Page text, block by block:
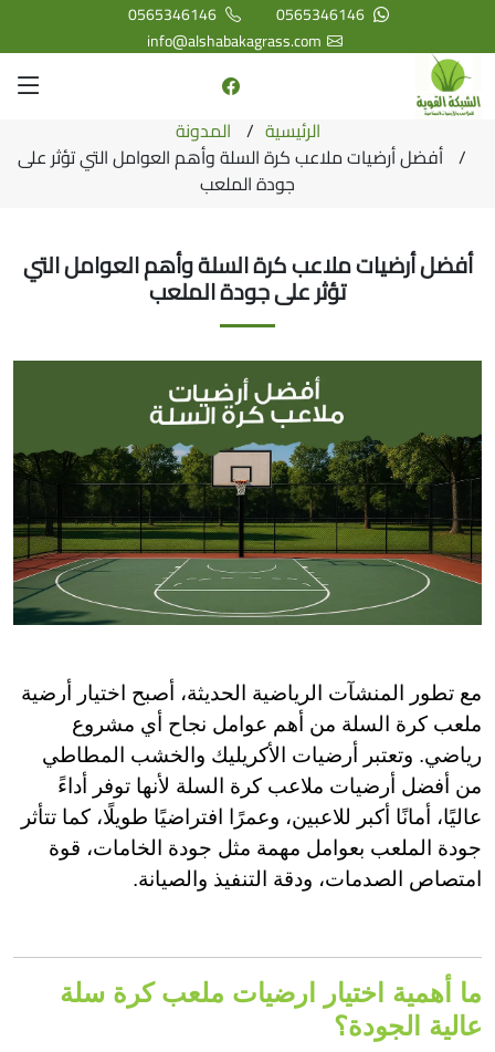
0565346146
0565346146
info@alshabakagrass.com
الرئيسية
المدونة
أفضل أرضيات ملاعب كرة السلة وأهم العوامل التي تؤثر على
جودة الملعب
أفضل أرضيات ملاعب كرة السلة وأهم العوامل التي
تؤثر على جودة الملعب
مع تطور المنشآت الرياضية الحديثة، أصبح اختيار أرضية
ملعب كرة السلة من أهم عوامل نجاح أي مشروع
رياضي. وتعتبر أرضيات الأكريليك والخشب المطاطي
من أفضل أرضيات ملاعب كرة السلة لأنها توفر أداءً
عاليًا، أمانًا أكبر للاعبين، وعمرًا افتراضيًا طويلًا، كما تتأثر
جودة الملعب بعوامل مهمة مثل جودة الخامات، قوة
امتصاص الصدمات، ودقة التنفيذ والصيانة.
ما أهمية اختيار ارضيات ملعب كرة سلة
عالية الجودة؟